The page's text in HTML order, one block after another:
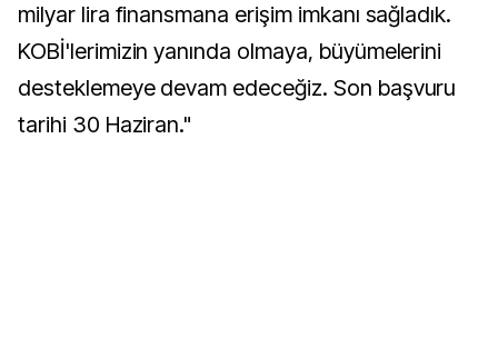
milyar lira finansmana erişim imkanı sağladık.
KOBİ'lerimizin yanında olmaya, büyümelerini
desteklemeye devam edeceğiz. Son başvuru
tarihi 30 Haziran."